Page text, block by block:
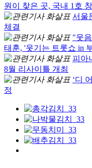
원이 찾은 곳, 국내 1호
서울
체결
"웃
태훈, '웃기는 트롯쇼 in
피아
8월 리사이틀 개최
‘디
정